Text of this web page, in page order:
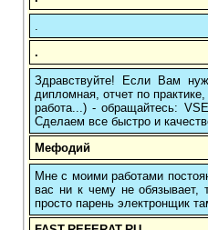
.
.
Здравствуйте! Если Вам
дипломная, отчет по
работа...) - обращайтесь:
Сделаем все быстро и
Мефодий
Мне с моими работами
вас ни к чему не обязывает,
просто парень электронщик